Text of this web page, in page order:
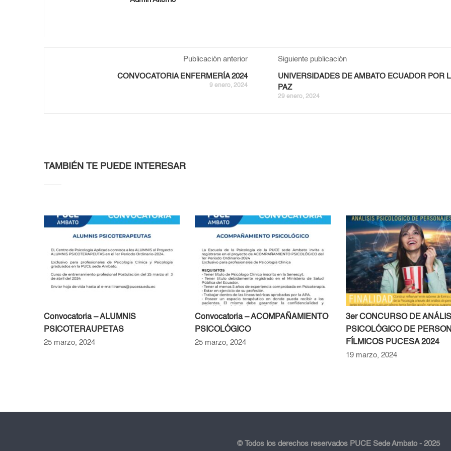
Publicación anterior
CONVOCATORIA ENFERMERÍA 2024
9 enero, 2024
Siguiente publicación
UNIVERSIDADES DE AMBATO ECUADOR POR
PAZ
29 enero, 2024
TAMBIÉN TE PUEDE INTERESAR
Convocatoria – ALUMNIS
PSICOTERAUPETAS
25 marzo, 2024
Convocatoria – ACOMPAÑAMIENTO
PSICOLÓGICO
25 marzo, 2024
3er CONCURSO DE
PSICOLÓGICO DE
FÍLMICOS PUCESA 2024
19 marzo, 2024
© Todos los derechos reservados PUCE Sede Ambato - 2025